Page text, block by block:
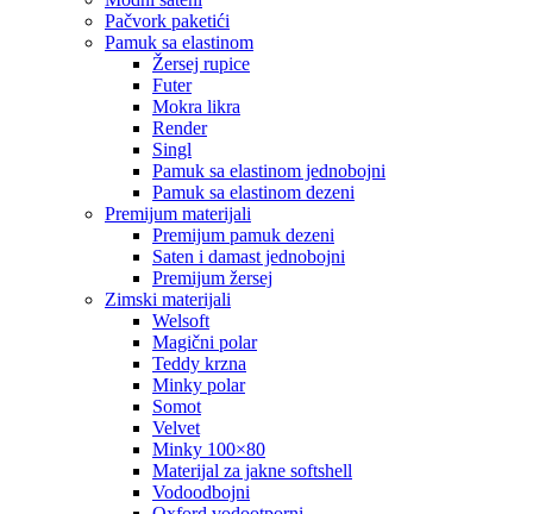
pačvork paketići
pamuk sa elastinom
žersej rupice
futer
mokra likra
render
singl
pamuk sa elastinom jednobojni
pamuk sa elastinom dezeni
premijum materijali
premijum pamuk dezeni
saten i damast jednobojni
premijum žersej
zimski materijali
welsoft
magični polar
teddy krzna
minky polar
somot
velvet
minky 100×80
materijal za jakne softshell
vodoodbojni